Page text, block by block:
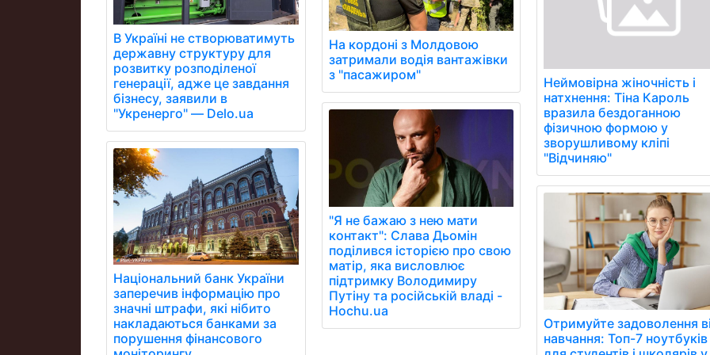
В Україні не створюватимуть
державну структуру для
розвитку розподіленої
генерації, адже це завдання
бізнесу, заявили в
"Укренерго" — Delo.ua
Національний банк України
заперечив інформацію про
значні штрафи, які нібито
накладаються банками за
порушення фінансового
На кордоні з Молдовою
затримали водія вантажівки
з "пасажиром"
"Я не бажаю з нею мати
контакт": Слава Дьомін
поділився історією про свою
матір, яка висловлює
підтримку Володимиру
Путіну та російській владі -
Hochu.ua
Неймовірна жіночність і
натхнення: Тіна Кароль
вразила бездоганною
фізичною формою у
зворушливому кліпі
"Відчиняю"
Отримуйте задоволення
навчання: Топ-7 ноутбуків